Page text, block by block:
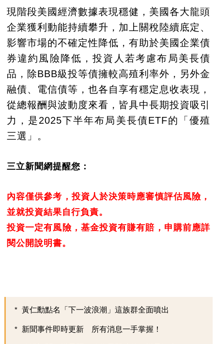
現階段美國經濟數據表現穩健，美國各大龍頭
企業獲利動能持續攀升，加上關稅陸續底定、
影響市場的不確定性降低，有助於美國企業債
券違約風險降低，投資人若考慮布局美長債
品，除BBB級投等債擁較高殖利率外，另外金
融債、電信債等，也各自享有穩定息收表現，
從總報酬與波動度來看，皆具中長期投資吸引
力，是2025下半年布局美長債ETF的「優殖
三選」。
三立新聞網提醒您：
內容僅供參考，投資人於決策時應審慎評估風險，
並就投資結果自行負責。
投資一定有風險，基金投資有賺有賠，申購前應詳
閱公開說明書。
黃仁勳點名「下一波浪潮」這族群全面噴出
新聞事件即時更新 所有消息一手掌握！